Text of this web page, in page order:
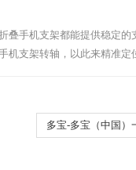
叠手机支架都能提供稳定
机支架转轴，以此来精准
多宝-多宝（中国）